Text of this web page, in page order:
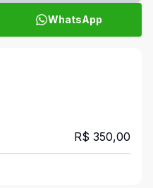
WhatsApp
R$ 350,00